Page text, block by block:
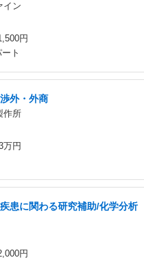
イン
円
ト
外・外商
作所
万円
患に関わる研究補助/化学分析
円